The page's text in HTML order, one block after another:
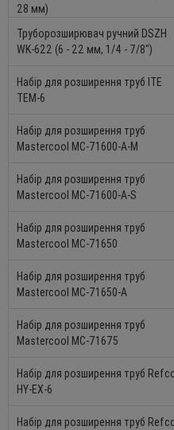
28 мм)
Труборозширювач ручний DSZH
WK-622 (6 - 22 мм, 1/4 - 7/8")
Набір для розширення труб ITE
TEM-6
Набір для розширення труб
Mastercool MC-71600-A-M
Набір для розширення труб
Mastercool MC-71600-A-S
Набір для розширення труб
Mastercool MC-71650
Набір для розширення труб
Mastercool MC-71650-А
Набір для розширення труб
Mastercool MC-71675
Набір для розширення труб
HY-EX-6
Набір для розширення труб